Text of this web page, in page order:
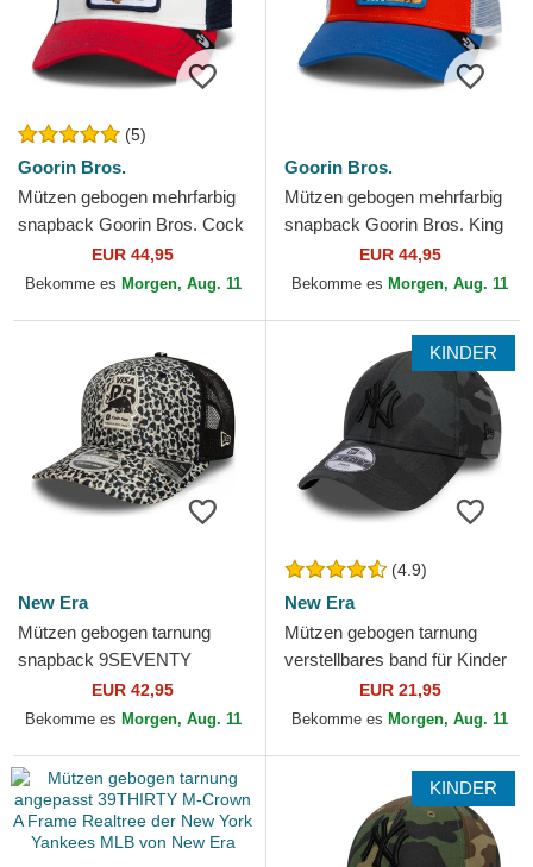
(5)
Goorin Bros.
Mützen gebogen mehrfarbig
snapback Goorin Bros. Cock
Team Rooster Original
Recipe Team Pride The...
EUR 44,95
Bekomme es Morgen, Aug. 11
Goorin Bros.
Mützen gebogen mehrfarbig
snapback Goorin Bros. King
Team Tiger Original Recipe
Team Pride The...
EUR 44,95
Bekomme es Morgen, Aug. 11
New Era
Mützen gebogen tarnung
snapback 9SEVENTY
Stretch Snap der Racing
Bulls F1 Team Formula 1 von
EUR 42,95
Bekomme es Morgen, Aug. 11
KINDER
(4.9)
New Era
Mützen gebogen tarnung
verstellbares band für Kinder
9FORTY League Essential
der New York Yankees...
EUR 21,95
Bekomme es Morgen, Aug. 11
KINDER